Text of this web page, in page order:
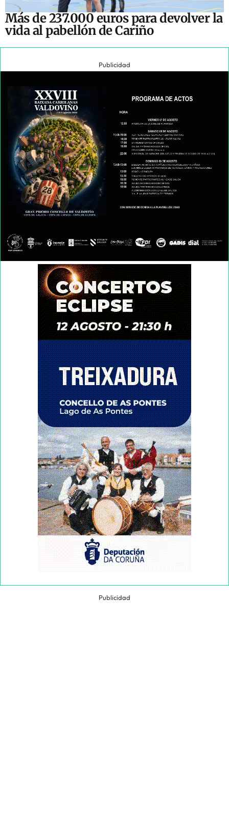
Más de 237.000 euros para devolver la
vida al pabellón de Cariño
Publicidad
Publicidad